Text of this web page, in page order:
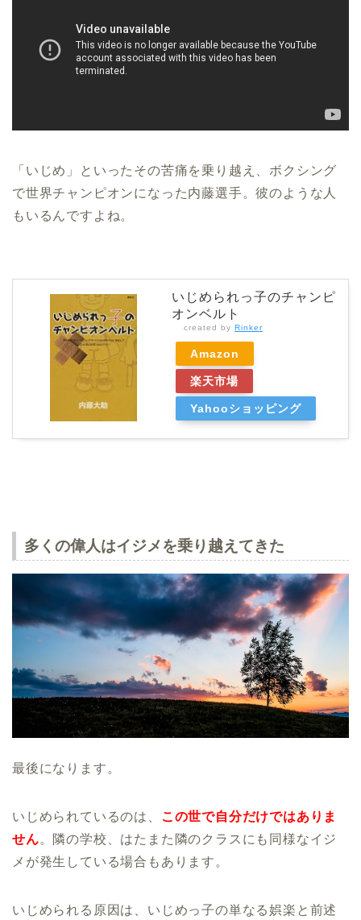
「いじめ」といったその苦痛を乗り越え、ボクシング
で世界チャンピオンになった内藤選手。彼のような人
もいるんですよね。
いじめられっ子のチャンピ
オンベルト
created by Rinker
Amazon
楽天市場
Yahooショッピング
多くの偉人はイジメを乗り越えてきた
最後になります。
いじめられているのは、
この世で自分だけではありま
せん。隣の学校、はたまた隣のクラスにも同様なイジ
メが発生している場合もあります。
いじめられる原因は、いじめっ子の単なる娯楽と前述